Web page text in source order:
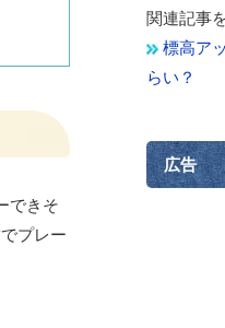
できそ
プレー
関連記事
標高ア
らい？
広告